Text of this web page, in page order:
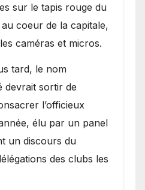
sur le tapis rouge du
coeur de la capitale,
caméras et micros.
tard, le nom
devrait sortir de
l’officieux
élu par un panel
un discours du
des clubs les